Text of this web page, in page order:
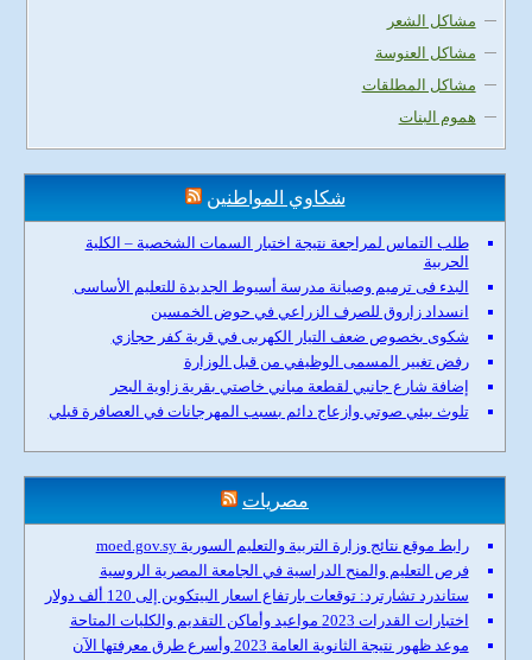
مشاكل الشعر
مشاكل العنوسة
مشاكل المطلقات
هموم البنات
شكاوي المواطنين
طلب التماس لمراجعة نتيجة اختبار السمات الشخصية – الكلية
الحربية
البدء فى ترميم وصيانة مدرسة أسيوط الجديدة للتعليم الأساسى
انسداد زاروق للصرف الزراعي في حوض الخمسين
شكوى بخصوص ضعف التيار الكهربى في قرية كفر حجازي
رفض تغيير المسمى الوظيفي من قبل الوزارة
إضافة شارع جانبي لقطعة مباني خاصتي بقرية زاوية البحر
تلوث بيئي صوتي وازعاج دائم بسبب المهرجانات في العصافرة قبلي
مصريات
رابط موقع نتائج وزارة التربية والتعليم السورية moed.gov.sy
فرص التعليم والمنح الدراسية في الجامعة المصرية الروسية
ستاندرد تشارترد: توقعات بارتفاع اسعار البيتكوين إلى 120 ألف دولار
اختبارات القدرات 2023 مواعيد وأماكن التقديم والكليات المتاحة
موعد ظهور نتيجة الثانوية العامة 2023 وأسرع طرق معرفتها الآن